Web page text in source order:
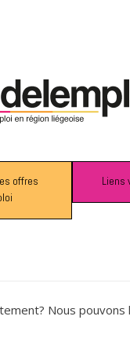
offres
Liens
Nous